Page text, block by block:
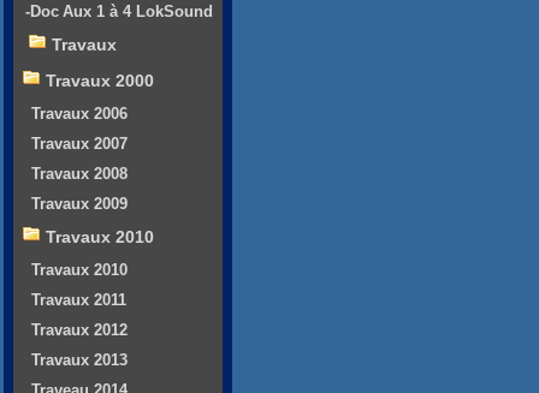
-Doc Aux 1 à 4 LokSound
Travaux
Travaux 2000
Travaux 2006
Travaux 2007
Travaux 2008
Travaux 2009
Travaux 2010
Travaux 2010
Travaux 2011
Travaux 2012
Travaux 2013